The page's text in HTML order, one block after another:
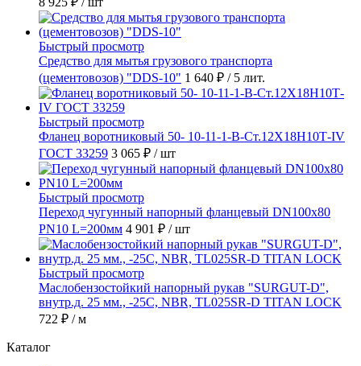
Быстрый просмотр
Средство для мытья грузового транспорта
(цементовозов) "DDS-10" 1 640 ₽ / 5 лит.
Быстрый просмотр
Фланец воротниковый 50- 10-11-1-B-Ст.12Х18Н10Т-IV
ГОСТ 33259 3 065 ₽ / шт
Быстрый просмотр
Переход чугунный напорный фланцевый DN100х80
PN10 L=200мм 4 901 ₽ / шт
Быстрый просмотр
Маслобензостойкий напорный рукав "SURGUT-D",
внутр.д. 25 мм., -25C, NBR, TL025SR-D TITAN LOCK
722 ₽ / м
Каталог